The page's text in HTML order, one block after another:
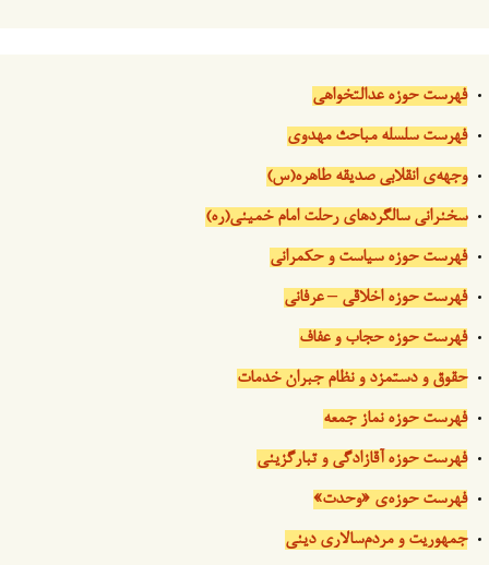
فهرست حوزه عدالتخواهی
فهرست سلسله مباحث مهدوی
وجهه‌ی انقلابی صدیقه طاهره(س)
سخنرانی سالگردهای رحلت امام خمینی(ره)
فهرست حوزه سیاست و حکمرانی
فهرست حوزه اخلاقی – عرفانی
فهرست حوزه حجاب و عفاف
حقوق و دستمزد و نظام جبران خدمات
فهرست حوزه نماز جمعه
فهرست حوزه آقازادگی و تبارگزینی
فهرست حوزه‌ی «وحدت»
جمهوریت و مردم‌سالاری دینی